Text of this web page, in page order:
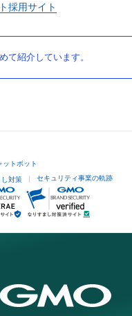
採用サイト
て紹介しています。
ットボット
し対策 セキュリティ事業の軌跡